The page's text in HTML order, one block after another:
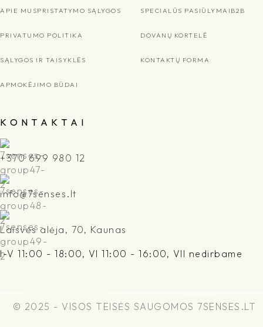
APIE MUSPRISTATYMO SĄLYGOS
PRIVATUMO POLITIKA
SĄLYGOS IR TAISYKLĖS
APMOKĖJIMO BŪDAI
SPECIALŪS PASIŪLYMAI B2B
DOVANŲ KORTELĖ
KONTAKTŲ FORMA
K O N T A K T A I
+370 699 980 12
info@7senses.lt
Laisvės alėja, 70, Kaunas
I-V 11:00 - 18:00, VI 11:00 - 16:00, VII nedirbame
© 2025 - VISOS TEISĖS SAUGOMOS 7SENSES.LT